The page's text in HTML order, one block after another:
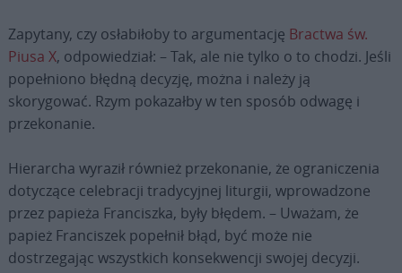
Zapytany, czy osłabiłoby to argumentację Bractwa św.
Piusa X, odpowiedział: – Tak, ale nie tylko o to chodzi. Jeśli
popełniono błędną decyzję, można i należy ją
skorygować. Rzym pokazałby w ten sposób odwagę i
przekonanie.
Hierarcha wyraził również przekonanie, że ograniczenia
dotyczące celebracji tradycyjnej liturgii, wprowadzone
przez papieża Franciszka, były błędem. – Uważam, że
papież Franciszek popełnił błąd, być może nie
dostrzegając wszystkich konsekwencji swojej decyzji.